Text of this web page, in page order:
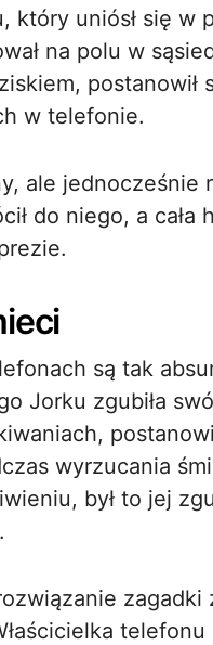
który uniósł się w
na polu w
postanowił
w telefonie.
ale jednocześnie
do niego, a cała
są tak
Jorku zgubiła
wyrzucania
był to jej